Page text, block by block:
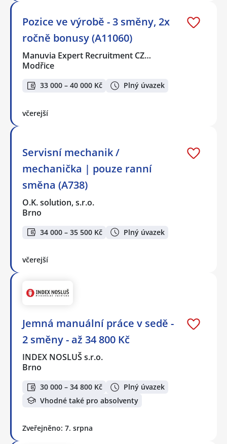
Pozice ve výrobě - 3 směny, 2x
ročně bonusy (A11060)
Manuvia Expert Recruitment CZ…
Modřice
33 000 – 40 000 Kč Plný úvazek
včerejší
Servisní mechanik /
mechanička | pouze ranní
směna (A738)
O.K. solution, s.r.o.
Brno
34 000 – 35 500 Kč Plný úvazek
včerejší
Jemná manuální práce v sedě -
2 směny - až 34 800 Kč
INDEX NOSLUŠ s.r.o.
Brno
30 000 – 34 800 Kč
Plný úvazek
Vhodné také pro absolventy
Zveřejněno: 7. srpna